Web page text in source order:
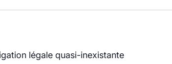
légale quasi-inexistante